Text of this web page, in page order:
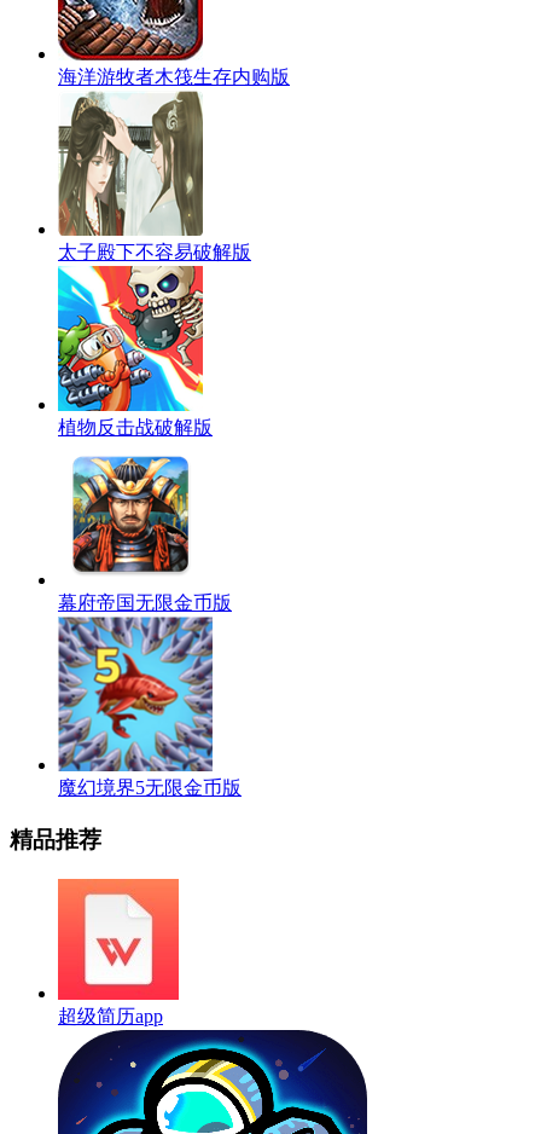
海洋游牧者木筏生存内购版
太子殿下不容易破解版
植物反击战破解版
幕府帝国无限金币版
魔幻境界5无限金币版
精品推荐
超级简历app